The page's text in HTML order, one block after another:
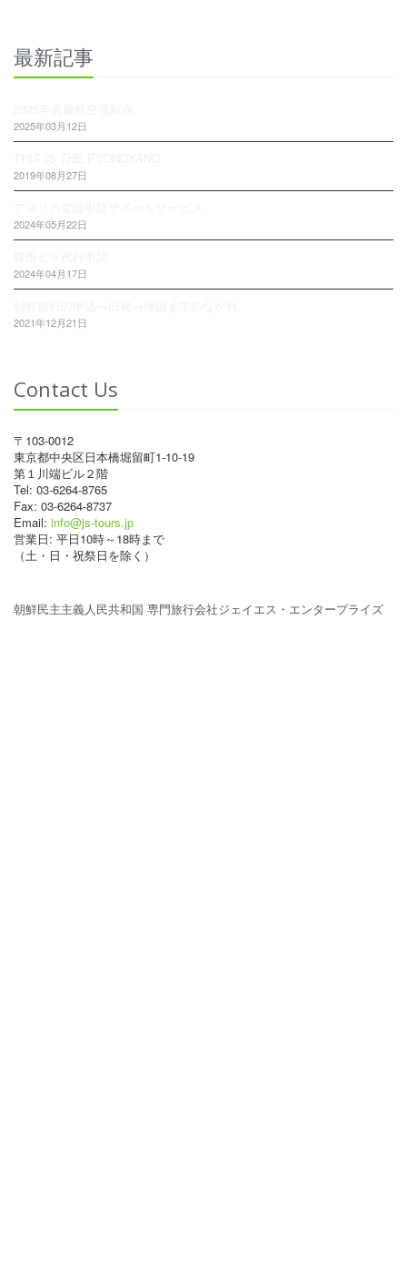
最新記事
2025年03月12日
2019年08月27日
2024年05月22日
2024年04月17日
2021年12月21日
Contact Us
〒103-0012
東京都中央区日本橋堀留町1-10-19
第１川端ビル２階
Tel: 03-6264-8765
Fax: 03-6264-8737
Email: info@js-tours.jp
営業日: 平日10時～18時まで
（土・日・祝祭日を除く）
朝鮮民主主義人民共和国 専門旅行会社ジェイエス・エンタープライズ